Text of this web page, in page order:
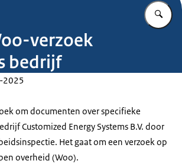
verzoek
bedrijf
2025
om documenten over specifieke
Customized Energy Systems B.V. door
Het gaat om een verzoek op
overheid (Woo).